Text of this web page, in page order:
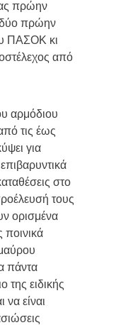
πρώην
δύο πρώην
ΠΑΣΟΚ κι
από
αρμόδιου
τις έως
για
στο
τους
ορισμένα
πάντα
της ειδικής
να είναι